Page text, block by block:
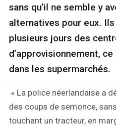
sans qu’il ne semble y
alternatives pour eux.
plusieurs jours des
d’approvisionnement,
dans les supermarchés.
« La police néerlandaise a
des coups de semonce,
touchant un tracteur, en